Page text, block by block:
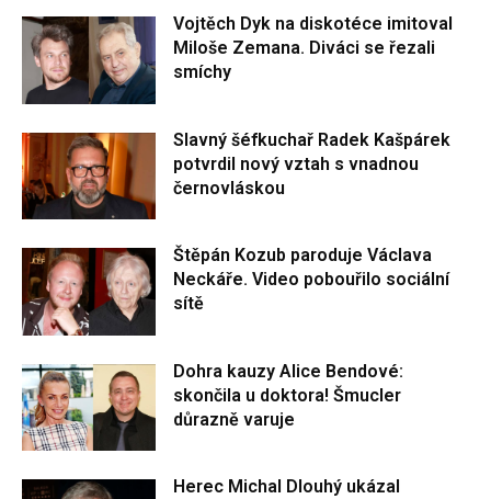
Vojtěch Dyk na diskotéce imitoval
Miloše Zemana. Diváci se řezali
smíchy
Slavný šéfkuchař Radek Kašpárek
potvrdil nový vztah s vnadnou
černovláskou
Štěpán Kozub paroduje Václava
Neckáře. Video pobouřilo sociální
sítě
Dohra kauzy Alice Bendové:
skončila u doktora! Šmucler
důrazně varuje
Herec Michal Dlouhý ukázal